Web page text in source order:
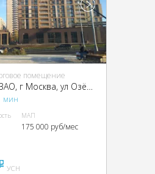
помещение
ЖК «Пикассо», ЗАО, г Москва, ул Озёрная, д 35
мин
МАП
175 000 руб/мес
УСН